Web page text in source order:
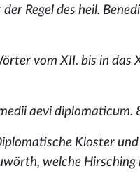
Regel des heil.
vom XII. bis in das
aevi diplomaticum.
Kloster
welche